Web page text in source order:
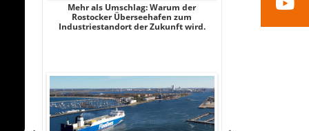
Mehr als Umschlag: Warum der
Rostocker Überseehafen zum
Industriestandort der Zukunft wird.
MITTENDRIN –